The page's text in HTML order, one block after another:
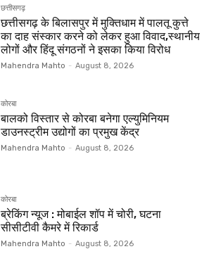
छत्तीसगढ़
छत्तीसगढ़ के बिलासपुर में मुक्तिधाम में पालतू कुत्ते
का दाह संस्कार करने को लेकर हुआ विवाद,स्थानीय
लोगों और हिंदू संगठनों ने इसका किया विरोध
Mahendra Mahto - August 8, 2026
कोरबा
बालको विस्तार से कोरबा बनेगा एल्युमिनियम
डाउनस्ट्रीम उद्योगों का प्रमुख केंद्र
Mahendra Mahto - August 8, 2026
कोरबा
ब्रेकिंग न्यूज : मोबाईल शॉप में चोरी, घटना
सीसीटीवी कैमरे में रिकार्ड
Mahendra Mahto - August 8, 2026